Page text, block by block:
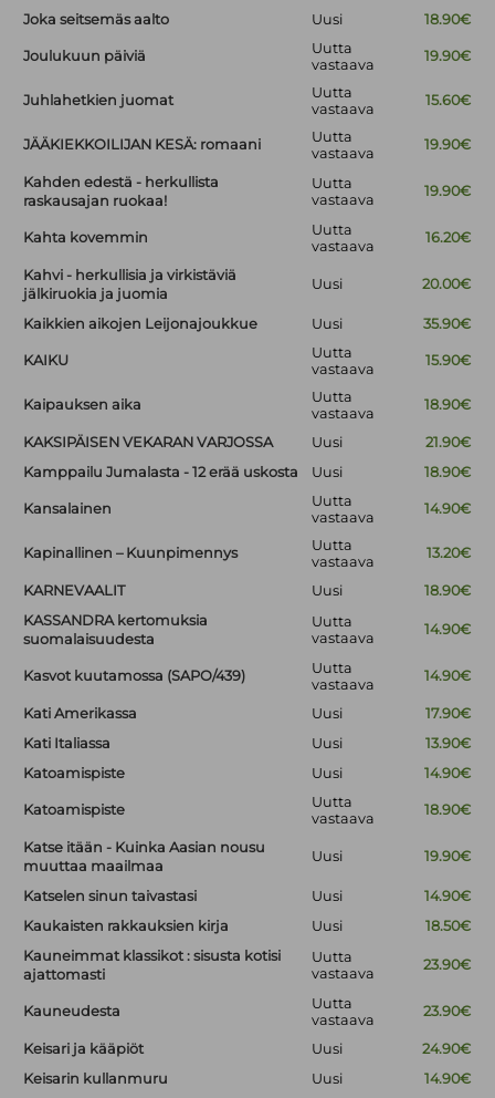
Joka seitsemäs aalto
Uusi 18.90€
Joulukuun päiviä
Uutta
vastaava
19.90€
Juhlahetkien juomat
Uutta
vastaava
15.60€
JÄÄKIEKKOILIJAN KESÄ: romaani
Uutta
vastaava
19.90€
Kahden edestä - herkullista
raskausajan ruokaa!
Uutta
vastaava
19.90€
Kahta kovemmin
Uutta
vastaava
16.20€
Kahvi - herkullisia ja virkistäviä
jälkiruokia ja juomia
Uusi 20.00€
Kaikkien aikojen Leijonajoukkue Uusi 35.90€
KAIKU
Uutta
vastaava
15.90€
Kaipauksen aika
Uutta
vastaava
18.90€
KAKSIPÄISEN VEKARAN VARJOSSA Uusi
21.90€
Kamppailu Jumalasta - 12 erää uskosta
Uusi 18.90€
Kansalainen
Uutta
vastaava
14.90€
Kapinallinen – Kuunpimennys
Uutta
vastaava
13.20€
KARNEVAALIT Uusi
18.90€
KASSANDRA kertomuksia
suomalaisuudesta
Uutta
vastaava
14.90€
Kasvot kuutamossa (SAPO/439)
Uutta
vastaava
14.90€
Kati Amerikassa Uusi
17.90€
Kati Italiassa
Uusi
13.90€
Katoamispiste
Uusi 14.90€
Katoamispiste
Uutta
vastaava
18.90€
Katse itään - Kuinka Aasian nousu
muuttaa maailmaa
Uusi 19.90€
Katselen sinun taivastasi Uusi
14.90€
Kaukaisten rakkauksien kirja
Uusi
18.50€
Kauneimmat klassikot : sisusta kotisi
ajattomasti
Uutta
vastaava
23.90€
Kauneudesta
Uutta
vastaava
23.90€
Keisari ja kääpiöt Uusi
24.90€
Keisarin kullanmuru
Uusi
14.90€